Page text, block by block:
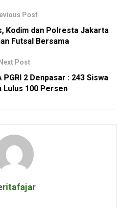
Post
Kodim dan Polresta Jakarta
Futsal Bersama
Next Post
2 Denpasar : 243 Siswa
Lulus 100 Persen